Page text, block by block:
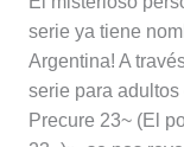
serie ya tiene
Argentina! A
serie para
Precure 23~ (El